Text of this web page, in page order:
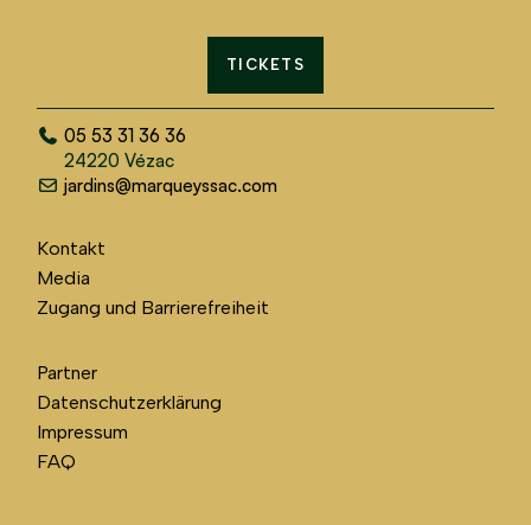
TICKETS
05 53 31 36 36
24220 Vézac
jardins@marqueyssac.com
Kontakt
Media
Zugang und Barrierefreiheit
Partner
Datenschutzerklärung
Impressum
FAQ